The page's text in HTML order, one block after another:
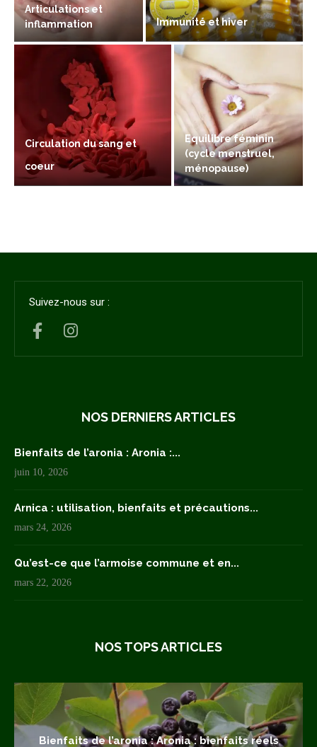
Articulations et
inflammation
Immunité et hiver
Circulation du sang et
coeur
Equilibre féminin
(cycle menstruel,
ménopause)
Suivez-nous sur :
NOS DERNIERS ARTICLES
Bienfaits de l’aronia : Aronia :...
juin 10, 2026
Arnica : utilisation, bienfaits et précautions...
mars 24, 2026
Qu’est-ce que l’armoise commune et en...
mars 22, 2026
NOS TOPS ARTICLES
Bienfaits de l’aronia : Aronia : bienfaits réels